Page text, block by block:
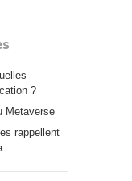
?
Metaverse
rappellent